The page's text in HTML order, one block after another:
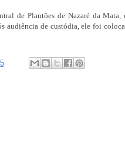
de Plantões de Nazaré da Mata,
audiência de custódia, ele foi